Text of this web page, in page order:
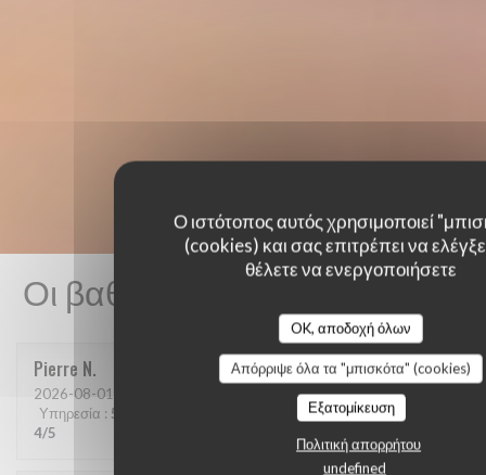
Ο ιστότοπος αυτός χρησιμοποιεί
(cookies) και σας επιτρέπει να
θέλετε να ενεργοποιήσετε
OK, αποδοχή όλων
Απόρριψε όλα τα "μπισκότα" (cookies)
Εξατομίκευση
Πολιτική απορρήτου
undefined
Οι βαθμολογίες πελατών μας
Pierre N
2026-08-01
Υπηρεσία : 5 : 4/5 Ποιότητα / Τιμή
4/5